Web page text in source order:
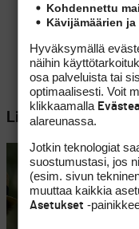
Lisää aiheesta
Kohdennettu
Kävijämäärien
Hyväksymällä
näihin
osa palveluista tai
optimaalisesti. Voit
klikkaamalla
alareunassa.
Jotkin teknologiat
suostumustasi, jos
(esim. sivun
muuttaa kaikkia
Asetukset -